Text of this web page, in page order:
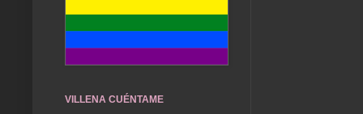
VILLENA CUÉNTAME